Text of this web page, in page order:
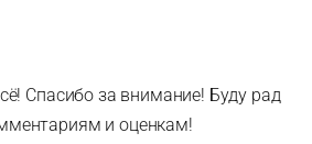
Спасибо за внимание! Буду рад
и оценкам!